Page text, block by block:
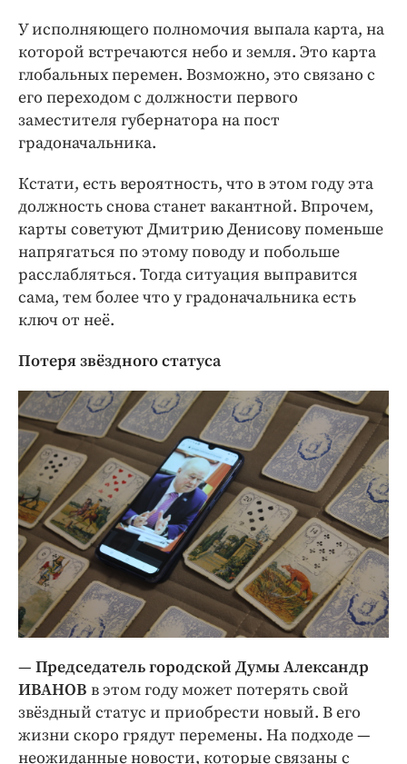
У исполняющего полномочия выпала карта, на
которой встречаются небо и земля. Это карта
глобальных перемен. Возможно, это связано с
его переходом с должности первого
заместителя губернатора на пост
градоначальника.
Кстати, есть вероятность, что в этом году эта
должность снова станет вакантной. Впрочем,
карты советуют Дмитрию Денисову поменьше
напрягаться по этому поводу и побольше
расслабляться. Тогда ситуация выправится
сама, тем более что у градоначальника есть
ключ от неё.
Потеря звёздного статуса
— Председатель городской Думы Александр
ИВАНОВ в этом году может потерять свой
звёздный статус и приобрести новый. В его
жизни скоро грядут перемены. На подходе — ​
неожиданные новости, которые связаны с